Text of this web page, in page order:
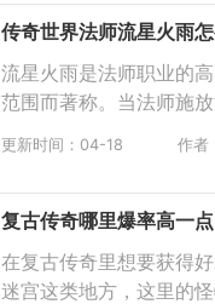
传奇世界法师流星火雨
流星火雨是法师职业的
范围而著称。当法师施
更新时间：04-18 作者
复古传奇哪里爆率高一点
在复古传奇里想要获得
迷宫这类地方，这里的